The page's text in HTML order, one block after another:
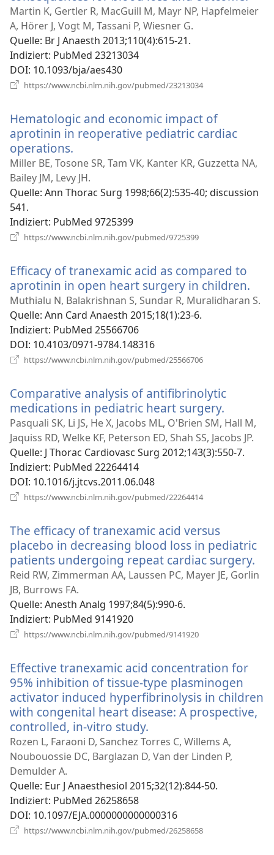
Martin K, Gertler R, MacGuill M, Mayr NP, Hapfelmeier
A, Hörer J, Vogt M, Tassani P, Wiesner G.
Quelle‎: Br J Anaesth 2013;110(4):615-21.
Indiziert‎: PubMed 23213034
DOI‎: 10.1093/bja/aes430
https://www.ncbi.nlm.nih.gov/pubmed/23213034
Hematologic and economic impact of
aprotinin in reoperative pediatric cardiac
operations.
neues
Fenster)
Miller BE, Tosone SR, Tam VK, Kanter KR, Guzzetta NA,
Bailey JM, Levy JH.
Quelle‎: Ann Thorac Surg 1998;66(2):535-40; discussion
541.
Indiziert‎: PubMed 9725399
https://www.ncbi.nlm.nih.gov/pubmed/9725399
Efficacy of tranexamic acid as compared to
aprotinin in open heart surgery in children.
Muthialu N, Balakrishnan S, Sundar R, Muralidharan S.
Quelle‎: Ann Card Anaesth 2015;18(1):23-6.
Indiziert‎: PubMed 25566706
DOI‎: 10.4103/0971-9784.148316
https://www.ncbi.nlm.nih.gov/pubmed/25566706
Comparative analysis of antifibrinolytic
medications in pediatric heart surgery.
neues
Fenster)
Pasquali SK, Li JS, He X, Jacobs ML, O'Brien SM, Hall M,
Jaquiss RD, Welke KF, Peterson ED, Shah SS, Jacobs JP.
Quelle‎: J Thorac Cardiovasc Surg 2012;143(3):550-7.
Indiziert‎: PubMed 22264414
DOI‎: 10.1016/j.jtcvs.2011.06.048
https://www.ncbi.nlm.nih.gov/pubmed/22264414
The efficacy of tranexamic acid versus
placebo in decreasing blood loss in pediatric
patients undergoing repeat cardiac surgery.
Reid RW, Zimmerman AA, Laussen PC, Mayer JE, Gorlin
JB, Burrows FA.
Quelle‎: Anesth Analg 1997;84(5):990-6.
Indiziert‎: PubMed 9141920
https://www.ncbi.nlm.nih.gov/pubmed/9141920
Effective tranexamic acid concentration for
95% inhibition of tissue-type plasminogen
activator induced hyperfibrinolysis in children
with congenital heart disease: A prospective,
controlled, in-vitro study.
neues
Fenster)
Rozen L, Faraoni D, Sanchez Torres C, Willems A,
Noubouossie DC, Barglazan D, Van der Linden P,
Demulder A.
Quelle‎: Eur J Anaesthesiol 2015;32(12):844-50.
Indiziert‎: PubMed 26258658
DOI‎: 10.1097/EJA.0000000000000316
https://www.ncbi.nlm.nih.gov/pubmed/26258658